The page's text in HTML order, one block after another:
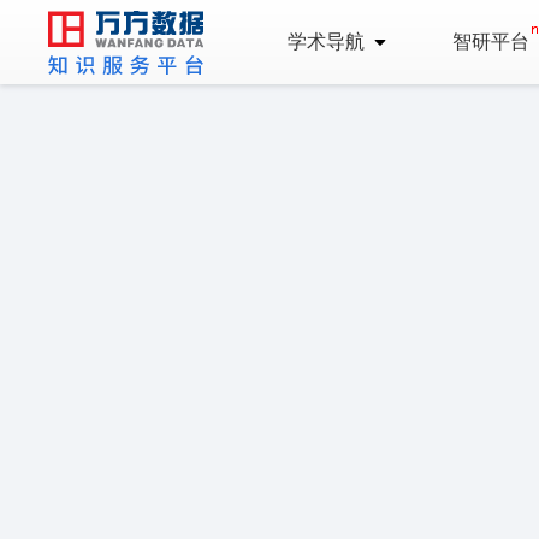
学术导航 智研平台